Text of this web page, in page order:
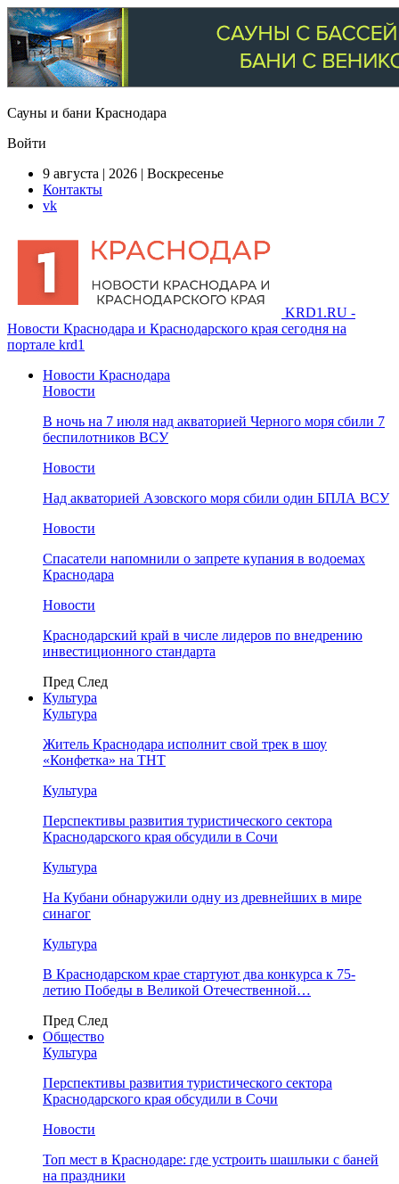
Сауны и бани Краснодара
Войти
9 августа | 2026 | Воскресенье
Контакты
vk
KRD1.RU -
Новости Краснодара и Краснодарского края сегодня на
портале krd1
Новости Краснодара
Новости
В ночь на 7 июля над акваторией Черного моря сбили 7
беспилотников ВСУ
Новости
Над акваторией Азовского моря сбили один БПЛА ВСУ
Новости
Спасатели напомнили о запрете купания в водоемах
Краснодара
Новости
Краснодарский край в числе лидеров по внедрению
инвестиционного стандарта
Пред След
Культура
Культура
Житель Краснодара исполнит свой трек в шоу
«Конфетка» на ТНТ
Культура
Перспективы развития туристического сектора
Краснодарского края обсудили в Сочи
Культура
На Кубани обнаружили одну из древнейших в мире
синагог
Культура
В Краснодарском крае стартуют два конкурса к 75-
летию Победы в Великой Отечественной…
Пред След
Общество
Культура
Перспективы развития туристического сектора
Краснодарского края обсудили в Сочи
Новости
Топ мест в Краснодаре: где устроить шашлыки с баней
на праздники